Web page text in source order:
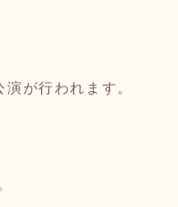
が行われます。